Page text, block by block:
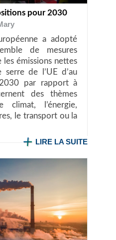
pour 2030
a adopté
de mesures
les émissions nettes
de l’UE d’au
par rapport à
des thèmes
climat, l’énergie,
le transport ou la
LIRE LA SUITE